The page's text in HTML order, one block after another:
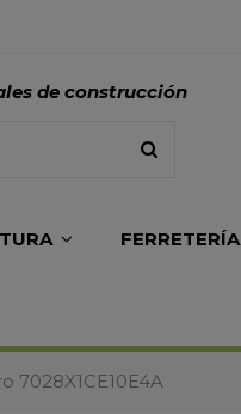
de construcción
FERRETERÍA
7028X1CE10E4A